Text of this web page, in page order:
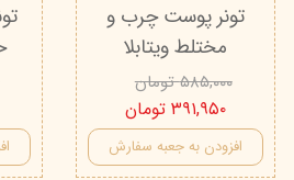
تونر پوست چرب و
مختلط ویتابلا
۵۸۵,۰۰۰ تومان
۳۹۱,۹۵۰ تومان
افزودن به جعبه سفارش